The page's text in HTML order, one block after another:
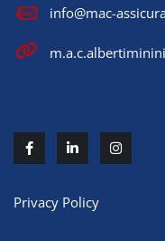
info@mac-
Privacy Policy